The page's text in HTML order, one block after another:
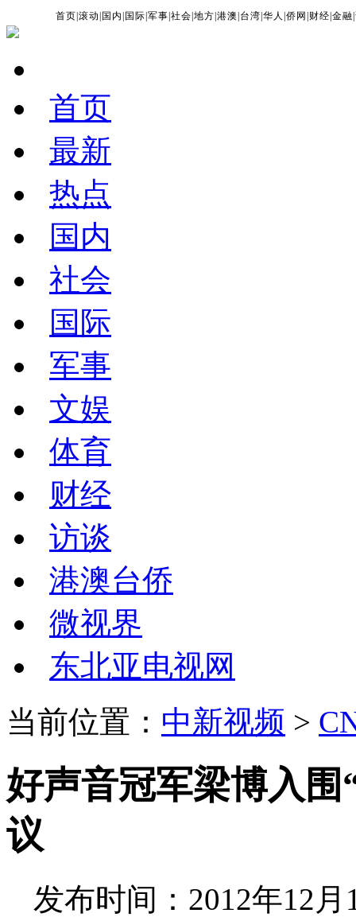
首页 |滚动 国内 国际 |军事 |社会 |地方 |港澳 台湾 |华人 |侨网 财经 |金融 |
首页
最新
热点
国内
社会
国际
军事
文娱
体育
财经
访谈
港澳台侨
微视界
东北亚电视网
当前位置： 中新视频 >
好声音冠军梁博入
议
发布时间：2012年12月